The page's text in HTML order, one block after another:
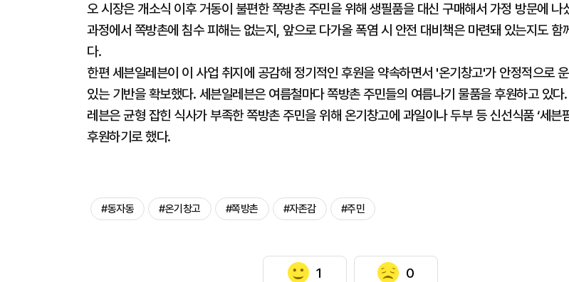
오 시장은 개소식 이후 거동이 불편한 쪽방촌 주민을 위해 생필품을 대신 구매해서 가정 방문에 나
과정에서 쪽방촌에 침수 피해는 없는지, 앞으로 다가올 폭염 시 안전 대비책은 마련돼 있는지도 함
다.
한편 세븐일레븐이 이 사업 취지에 공감해 정기적인 후원을 약속하면서 '온기창고'가 안정적으로
있는 기반을 확보했다. 세븐일레븐은 여름철마다 쪽방촌 주민들의 여름나기 물품을 후원하고 있다
레븐은 균형 잡힌 식사가 부족한 쪽방촌 주민을 위해 온기창고에 과일이나 두부 등 신선식품 ‘세븐
후원하기로 했다.
#동자동 #온기창고 #쪽방촌 #자존감 #주민
1 0